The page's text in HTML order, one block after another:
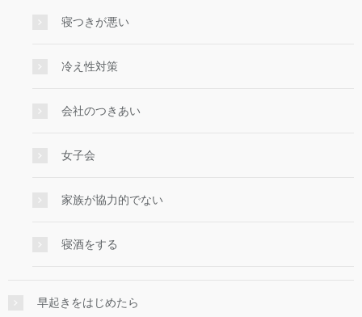
寝つきが悪い
冷え性対策
会社のつきあい
女子会
家族が協力的でない
寝酒をする
早起きをはじめたら